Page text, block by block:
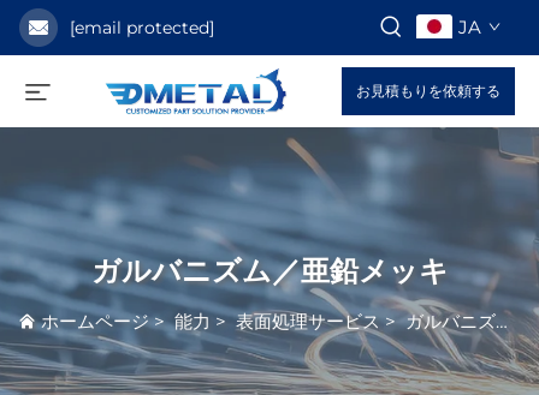
[email protected] JA
お見積もりを依頼する
ガルバニズム／亜鉛メッキ
ホームページ>能力 >表面処理サービス>ガルバニズム／亜鉛メッキ